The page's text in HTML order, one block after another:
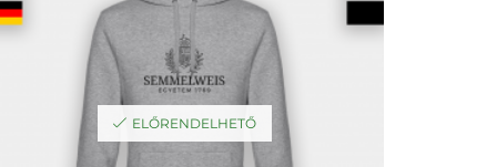
ELŐRENDELHETŐ